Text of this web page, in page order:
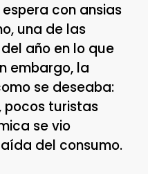
con ansias
una de las
año en lo que
embargo, la
se deseaba:
pocos turistas
se vio
del consumo.